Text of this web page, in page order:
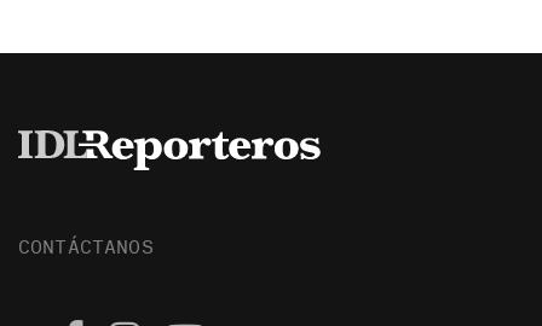
CONTÁCTANOS